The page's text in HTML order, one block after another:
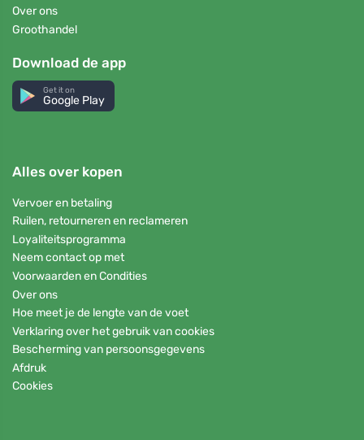
Over ons
Groothandel
Download de app
Get it on
Google Play
Alles over kopen
Vervoer en betaling
Ruilen, retourneren en reclameren
Loyaliteitsprogramma
Neem contact op met
Voorwaarden en Condities
Over ons
Hoe meet je de lengte van de voet
Verklaring over het gebruik van cookies
Bescherming van persoonsgegevens
Afdruk
Cookies